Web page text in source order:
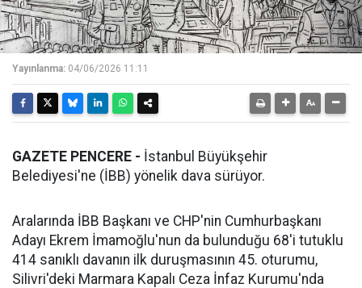
Yayınlanma: 04/06/2026 11:11
GAZETE PENCERE - İstanbul Büyükşehir
Belediyesi'ne (İBB) yönelik dava sürüyor.
Aralarında İBB Başkanı ve CHP'nin Cumhurbaşkanı
Adayı Ekrem İmamoğlu'nun da bulunduğu 68'i tutuklu
414 sanıklı davanın ilk duruşmasının 45. oturumu,
Silivri'deki Marmara Kapalı Ceza İnfaz Kurumu'nda